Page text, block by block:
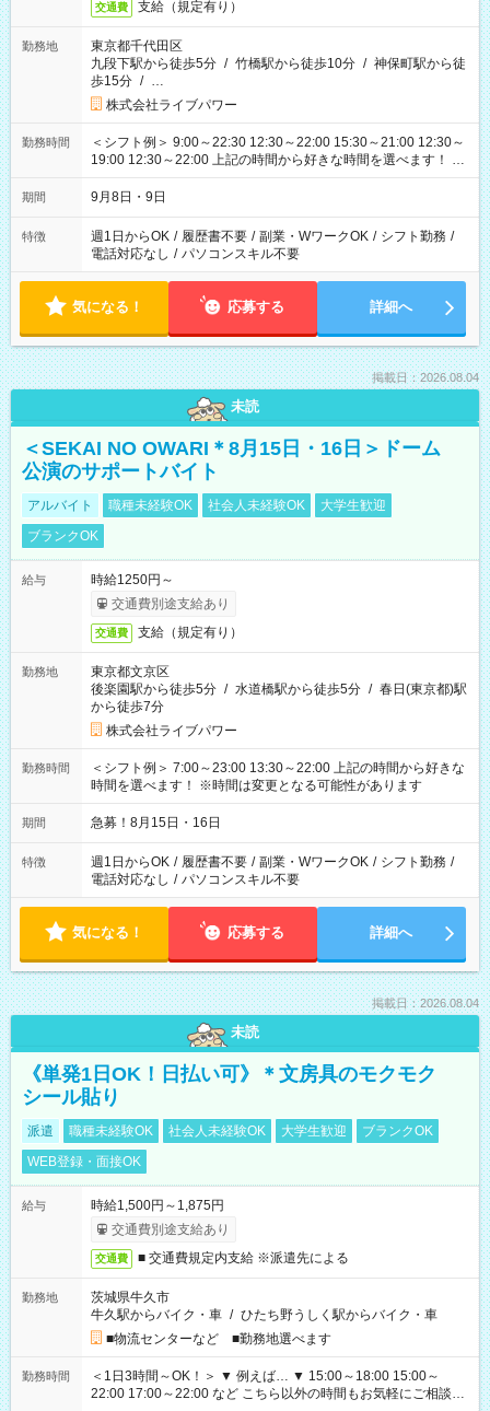
交通費 支給（規定有り）
勤務地
東京都千代田区
九段下駅から徒歩5分 / 竹橋駅から徒歩10分 / 神保町駅から徒
歩15分 / …
株式会社ライブパワー
勤務時間
＜シフト例＞ 9:00～22:30 12:30～22:00 15:30～21:00 12:30～
19:00 12:30～22:00 上記の時間から好きな時間を選べます！ ※
時間は変更となる可能性があります
期間 9月8日・9日
特徴 週1日からOK / 履歴書不要 / 副業・WワークOK / シフト勤務 /
電話対応なし / パソコンスキル不要
気になる！ 応募する 詳細へ
掲載日：2026.08.04
未読
＜SEKAI NO OWARI＊8月15日・16日＞ドーム
公演のサポートバイト
アルバイト 職種未経験OK 社会人未経験OK
大学生歓迎
ブランクOK
給与
時給1250円～
交通費別途支給あり
交通費 支給（規定有り）
勤務地
東京都文京区
後楽園駅から徒歩5分 / 水道橋駅から徒歩5分 / 春日(東京都)駅
から徒歩7分
株式会社ライブパワー
勤務時間
＜シフト例＞ 7:00～23:00 13:30～22:00 上記の時間から好きな
時間を選べます！ ※時間は変更となる可能性があります
期間 急募！8月15日・16日
特徴 週1日からOK / 履歴書不要 / 副業・WワークOK / シフト勤務 /
電話対応なし / パソコンスキル不要
気になる！ 応募する 詳細へ
掲載日：2026.08.04
未読
《単発1日OK！日払い可》＊文房具のモクモク
シール貼り
派遣 職種未経験OK 社会人未経験OK 大学生歓迎
ブランクOK
WEB登録・面接OK
給与
時給1,500円～1,875円
交通費別途支給あり
交通費 ■ 交通費規定内支給 ※派遣先による
勤務地
茨城県牛久市
牛久駅からバイク・車 / ひたち野うしく駅からバイク・車
■物流センターなど ■勤務地選べます
勤務時間
＜1日3時間～OK！＞ ▼ 例えば… ▼ 15:00～18:00 15:00～
22:00 17:00～22:00 など こちら以外の時間もお気軽にご相談く